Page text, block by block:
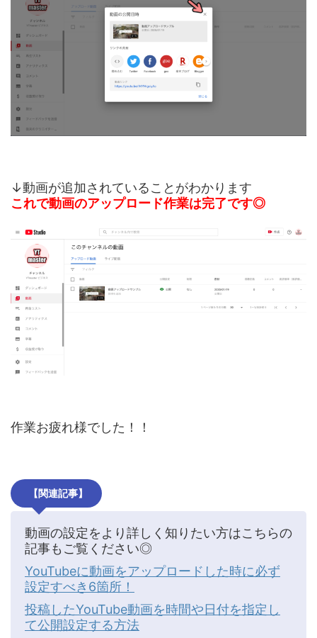
↓動画が追加されていることがわかります
これで動画のアップロード作業は完了です◎
作業お疲れ様でした！！
【関連記事】
動画の設定をより詳しく知りたい方はこちらの
記事もご覧ください◎
YouTubeに動画をアップロードした時に必ず
設定すべき6箇所！
投稿したYouTube動画を時間や日付を指定し
て公開設定する方法